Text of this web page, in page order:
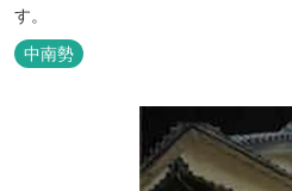
す。
中南勢